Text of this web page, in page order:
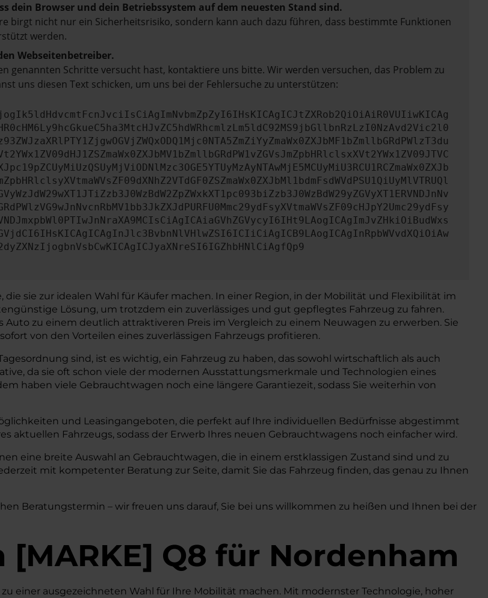
dein Browser und dein Betriebssystem auf dem neuesten Stand sind.
birgt nicht nur ein Sicherheitsrisiko, sondern kann auch dazu führen, dass bestimmte Funktionen
werden.
Webseitenbetreiber.
genannten Schritte versucht hast, kontaktiere uns bitte. Wir werden versuchen, das Problem zu
uns diesen Text schicken, um uns bei der Fehlersuche zu unterstützen:
sie zur idealen Wahl für Käufer machen. In einer Region, in der Mobilität und Flexibilität im
Lösung, um trotzdem ein zuverlässiges und gut gepflegtes Fahrzeug zu fahren.
zu einem deutlich attraktiveren Preis im Vergleich zu einem Neuwagen zu erwerben. Sie
von den Vorteilen eines zuverlässigen Fahrzeugs profitieren.
sind, ist es wichtig, ein Fahrzeug zu haben, das sowohl wirtschaftlich als auch
da sie oft schon viele der modernen Ausstattungsmerkmale und Technologien eines
haben viele Gebrauchtwagen noch eine längere Garantiezeit, sodass Sie weiterhin von
und Leasingangeboten, die perfekt auf Ihre individuellen Bedürfnisse abgestimmt
Fahrzeugs, sodass der Erwerb Ihres neuen Gebrauchtwagens noch einfacher wird.
eine breite Auswahl an Gebrauchtwagen, die in einem erstklassigen Zustand sind und zu
mit kompetenter Beratung zur Seite, damit Sie das Fahrzeug finden, das genau zu Ihnen
Beratungstermin – wir freuen uns darauf, Sie bei uns willkommen zu heißen und Ihnen bei der
[MARKE] Q8 für Nordenham
einer ausgezeichneten Wahl für Ihre Mobilität machen. Mit modernster Technologie, hoher